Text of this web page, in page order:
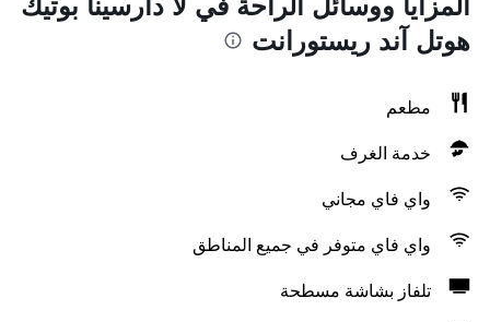
هوتل آند ريستورانت
مطعم
خدمة الغرف
واي فاي مجاني
واي فاي متوفر في جميع المناطق
تلفاز بشاشة مسطحة